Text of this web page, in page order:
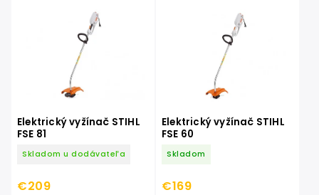
Elektrický vyžínač STIHL
FSE 81
Skladom u dodávateľa
€209
Elektrický vyžínač STIHL
FSE 60
Skladom
€169